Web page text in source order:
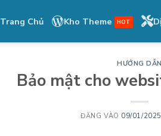
Trang Chủ Kho Theme
HƯỚNG DẪN
Bảo mật cho
ĐĂNG VÀO 09/01/2025